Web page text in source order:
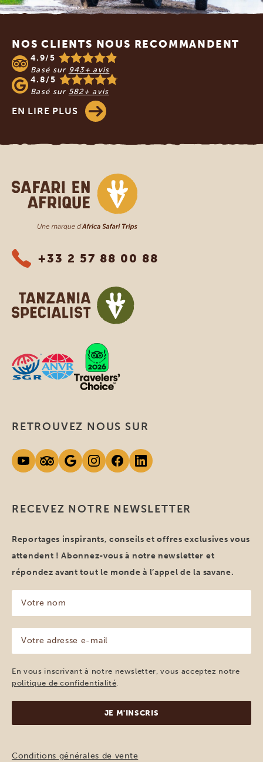
NOS CLIENTS NOUS RECOMMANDENT
4.9/5
Basé sur 943+ avis
4.8/5
Basé sur 582+ avis
EN LIRE PLUS
Safari en Afrique
+33 2 57 88 00 88
RECEVEZ NOTRE NEWSLETTER
Reportages inspirants, conseils et offres exclusives vous
attendent ! Abonnez-vous à notre newsletter et
répondez avant tout le monde à l’appel de la savane.
nom
(Nécessaire)
adresse
e-
mail
(Nécessaire)
En vous inscrivant à notre newsletter, vous acceptez notre
politique de confidentialité.
RETROUVEZ NOUS SUR
Conditions générales de vente